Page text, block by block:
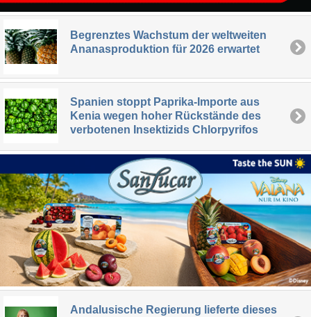
Begrenztes Wachstum der weltweiten
Ananasproduktion für 2026 erwartet
Spanien stoppt Paprika-Importe aus
Kenia wegen hoher Rückstände des
verbotenen Insektizids Chlorpyrifos
Andalusische Regierung lieferte dieses